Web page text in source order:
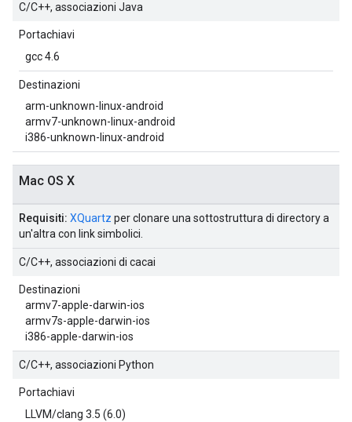
C/C++, associazioni Java
Portachiavi
gcc 4.6
Destinazioni
arm-unknown-linux-android
armv7-unknown-linux-android
i386-unknown-linux-android
Mac OS X
Requisiti: XQuartz per clonare una sottostruttura di directory a
un'altra con link simbolici.
C/C++, associazioni di cacai
Destinazioni
armv7-apple-darwin-ios
armv7s-apple-darwin-ios
i386-apple-darwin-ios
C/C++, associazioni Python
Portachiavi
LLVM/clang 3.5 (6.0)